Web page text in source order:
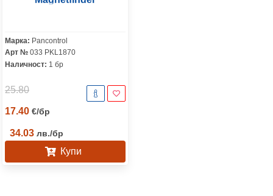
Марка: Pancontrol
Арт № 033 PKL1870
Наличност: 1 бр
25.80
17.40 €/бр
34.03 лв./бр
Купи